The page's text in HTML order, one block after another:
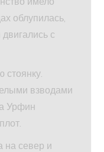
облупилась,
с
стоянку.
взводами
Урфин
на север и